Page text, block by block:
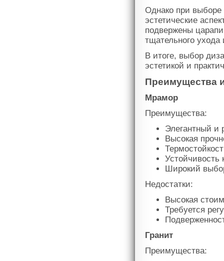
Однако при выборе
эстетические
подвержены
тщательного ухода
В итоге, выбор
эстетикой и
Преимущества
Мрамор
Преимущества:
Элегантный и
Высокая
Устойчивость
Широкий
Недостатки:
Высокая
Требуется
Гранит
Преимущества: